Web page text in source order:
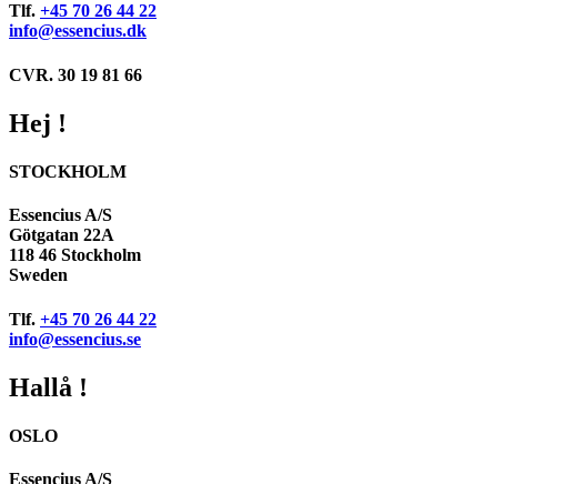
Tlf. +45 70 26 44 22
info@essencius.dk
CVR. 30 19 81 66
Hej !
STOCKHOLM
Essencius A/S
Götgatan 22A
118 46 Stockholm
Sweden
Tlf. +45 70 26 44 22
info@essencius.se
Hallå !
OSLO
Essencius A/S